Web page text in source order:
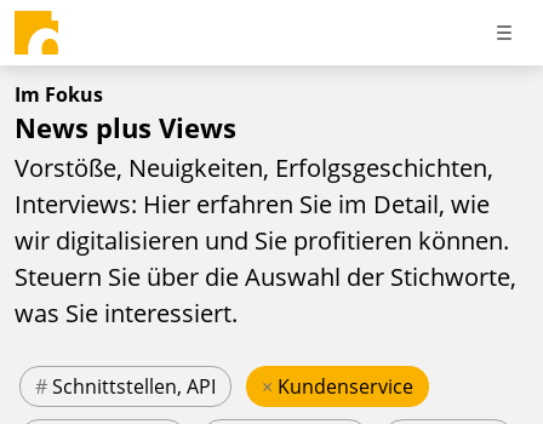
Im Fokus
News plus Views
Vorstöße, Neuigkeiten, Erfolgsgeschichten,
Interviews: Hier erfahren Sie im Detail, wie
wir digitalisieren und Sie profitieren können.
Steuern Sie über die Auswahl der Stichworte,
was Sie interessiert.
#Schnittstellen, API × Kundenservice